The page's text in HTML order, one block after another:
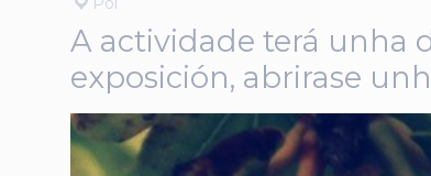
A actividade terá unha
exposición, abrirase